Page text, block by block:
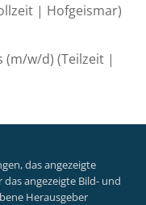
| Hofgeismar)
(m/w/d) (Teilzeit |
das angezeigte
angezeigte Bild- und
Herausgeber